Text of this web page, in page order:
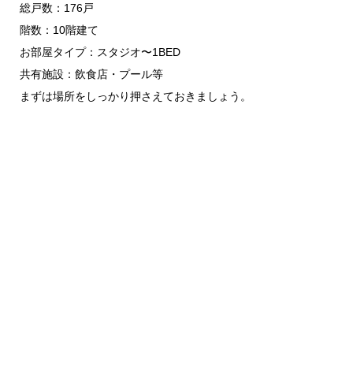
総戸数：176戸
階数：10階建て
お部屋タイプ：スタジオ〜1BED
共有施設：飲食店・プール等
まずは場所をしっかり押さえておきましょう。